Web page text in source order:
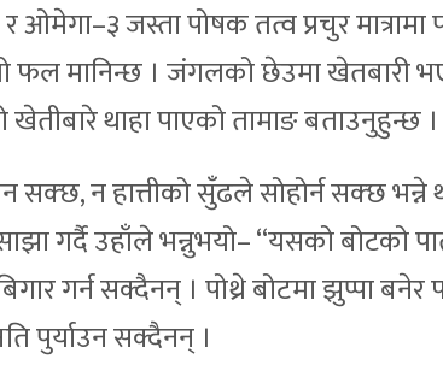
जस्ता पोषक तत्व प्रचुर मात्रामा
फल मानिन्छ । जंगलको छेउमा खेतबारी
थाहा पाएको तामाङ बताउनुहुन्छ ।
सक्छ, न हात्तीको सुँढले सोहोर्न सक्छ भन्ने
गर्दै उहाँले भन्नुभयो– “यसको बोटको
गर्न सक्दैनन् । पोथ्रे बोटमा झुप्पा
पुर्याउन सक्दैनन् ।